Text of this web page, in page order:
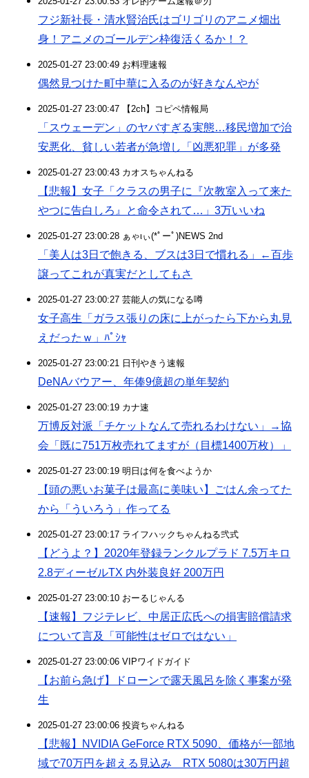
フジ新社長・清水賢治氏はゴリゴリのアニメ畑出
身！アニメのゴールデン枠復活くるか！？
2025-01-27 23:00:49 お料理速報
偶然見つけた町中華に入るのが好きなんやが
2025-01-27 23:00:47 【2ch】コピペ情報局
「スウェーデン」のヤバすぎる実態…移民増加で治
安悪化、貧しい若者が急増し「凶悪犯罪」が多発
2025-01-27 23:00:43 カオスちゃんねる
【悲報】女子「クラスの男子に『次教室入って来た
やつに告白しろ』と命令されて…」3万いいね
2025-01-27 23:00:28 ぁゃιぃ(*ﾟーﾟ)NEWS 2nd
「美人は3日で飽きる、ブスは3日で慣れる」←百歩
譲ってこれが真実だとしてもさ
2025-01-27 23:00:27 芸能人の気になる噂
女子高生「ガラス張りの床に上がったら下から丸見
えだったｗ」ﾊﾟｼｬ
2025-01-27 23:00:21 日刊やきう速報
DeNAバウアー、年俸9億超の単年契約
2025-01-27 23:00:19 カナ速
万博反対派「チケットなんて売れるわけない」→協
会「既に751万枚売れてますが（目標1400万枚）」
2025-01-27 23:00:19 明日は何を食べようか
【頭の悪いお菓子は最高に美味い】ごはん余ってた
から「ういろう」作ってる
2025-01-27 23:00:17 ライフハックちゃんねる弐式
【どうよ？】2020年登録ランクルプラド 7.5万キロ
2.8ディーゼルTX 内外装良好 200万円
2025-01-27 23:00:10 おーるじゃんる
【速報】フジテレビ、中居正広氏への損害賠償請求
について言及「可能性はゼロではない」
2025-01-27 23:00:06 VIPワイドガイド
【お前ら急げ】ドローンで露天風呂を除く事案が発
生
2025-01-27 23:00:06 投資ちゃんねる
【悲報】NVIDIA GeForce RTX 5090、価格が一部地
域で70万円を超える見込み RTX 5080は30万円超